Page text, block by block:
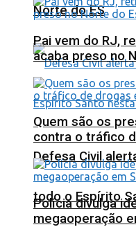
Norte do ES
Defesa Civil
todo o Espírito
Pai vem do RJ,
acaba preso no
Quem são os
contra o tráfico
Polícia divulga
megaoperação